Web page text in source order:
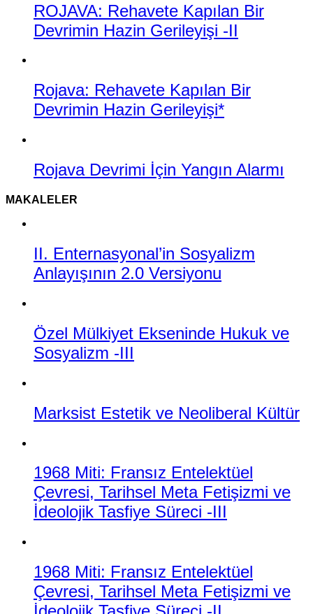
ROJAVA: Rehavete Kapılan Bir
Devrimin Hazin Gerileyişi -II
Rojava: Rehavete Kapılan Bir
Devrimin Hazin Gerileyişi*
Rojava Devrimi İçin Yangın Alarmı
MAKALELER
II. Enternasyonal’in Sosyalizm
Anlayışının 2.0 Versiyonu
Özel Mülkiyet Ekseninde Hukuk ve
Sosyalizm -III
Marksist Estetik ve Neoliberal Kültür
1968 Miti: Fransız Entelektüel
Çevresi, Tarihsel Meta Fetişizmi ve
İdeolojik Tasfiye Süreci -III
1968 Miti: Fransız Entelektüel
Çevresi, Tarihsel Meta Fetişizmi ve